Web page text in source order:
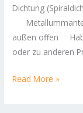
Dichtung
außen offen
oder zu anderen
Read More »